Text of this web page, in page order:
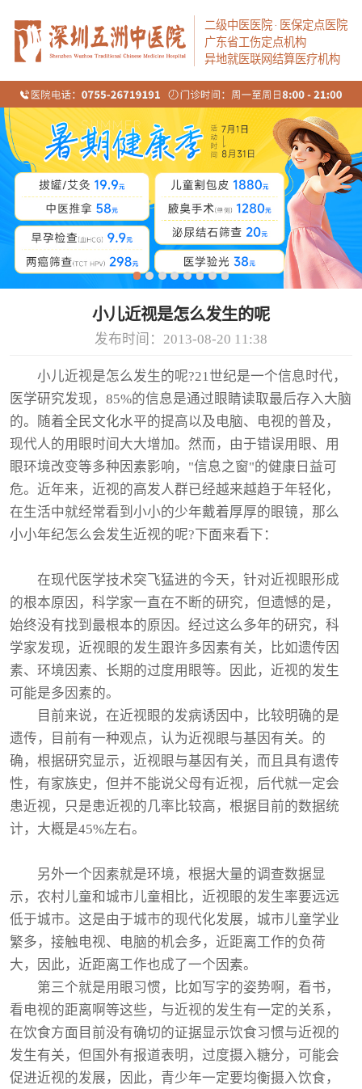
二级中医医院 · 医保定点医院
广东省工伤定点机构
异地就医联网结算医疗机构
小儿近视是怎么发生的呢
发布时间：2013-08-20 11:38
小儿近视是怎么发生的呢?21世纪是一个信息时代，
医学研究发现，85%的信息是通过眼睛读取最后存入大脑
的。随着全民文化水平的提高以及电脑、电视的普及，
现代人的用眼时间大大增加。然而，由于错误用眼、用
眼环境改变等多种因素影响，"信息之窗"的健康日益可
危。近年来，近视的高发人群已经越来越趋于年轻化，
在生活中就经常看到小小的少年戴着厚厚的眼镜，那么
小小年纪怎么会发生近视的呢?下面来看下：
在现代医学技术突飞猛进的今天，针对近视眼形成
的根本原因，科学家一直在不断的研究，但遗憾的是，
始终没有找到最根本的原因。经过这么多年的研究，科
学家发现，近视眼的发生跟许多因素有关，比如遗传因
素、环境因素、长期的过度用眼等。因此，近视的发生
可能是多因素的。
目前来说，在近视眼的发病诱因中，比较明确的是
遗传，目前有一种观点，认为近视眼与基因有关。的
确，根据研究显示，近视眼与基因有关，而且具有遗传
性，有家族史，但并不能说父母有近视，后代就一定会
患近视，只是患近视的几率比较高，根据目前的数据统
计，大概是45%左右。
另外一个因素就是环境，根据大量的调查数据显
示，农村儿童和城市儿童相比，近视眼的发生率要远远
低于城市。这是由于城市的现代化发展，城市儿童学业
繁多，接触电视、电脑的机会多，近距离工作的负荷
大，因此，近距离工作也成了一个因素。
第三个就是用眼习惯，比如写字的姿势啊，看书，
看电视的距离啊等这些，与近视的发生有一定的关系，
在饮食方面目前没有确切的证据显示饮食习惯与近视的
发生有关，但国外有报道表明，过度摄入糖分，可能会
促进近视的发展，因此，青少年一定要均衡摄入饮食，